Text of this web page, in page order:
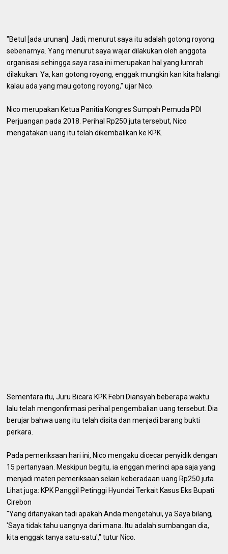
"Betul [ada urunan]. Jadi, menurut saya itu adalah gotong royong
sebenarnya. Yang menurut saya wajar dilakukan oleh anggota
organisasi sehingga saya rasa ini merupakan hal yang lumrah
dilakukan. Ya, kan gotong royong, enggak mungkin kan kita halangi
kalau ada yang mau gotong royong," ujar Nico.
Nico merupakan Ketua Panitia Kongres Sumpah Pemuda PDI
Perjuangan pada 2018. Perihal Rp250 juta tersebut, Nico
mengatakan uang itu telah dikembalikan ke KPK.
Sementara itu, Juru Bicara KPK Febri Diansyah beberapa waktu
lalu telah mengonfirmasi perihal pengembalian uang tersebut. Dia
berujar bahwa uang itu telah disita dan menjadi barang bukti
perkara.
Pada pemeriksaan hari ini, Nico mengaku dicecar penyidik dengan
15 pertanyaan. Meskipun begitu, ia enggan merinci apa saja yang
menjadi materi pemeriksaan selain keberadaan uang Rp250 juta.
Lihat juga: KPK Panggil Petinggi Hyundai Terkait Kasus Eks Bupati
Cirebon
"Yang ditanyakan tadi apakah Anda mengetahui, ya Saya bilang,
'Saya tidak tahu uangnya dari mana. Itu adalah sumbangan dia,
kita enggak tanya satu-satu'," tutur Nico.